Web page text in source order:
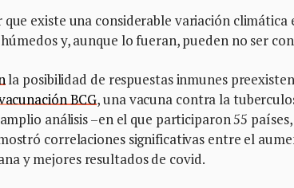
existe una considerable variación
y, aunque lo fueran, pueden no ser
la posibilidad de respuestas inmunes
BCG, una vacuna contra la
análisis –en el que participaron 55
correlaciones significativas entre el
y mejores resultados de covid.